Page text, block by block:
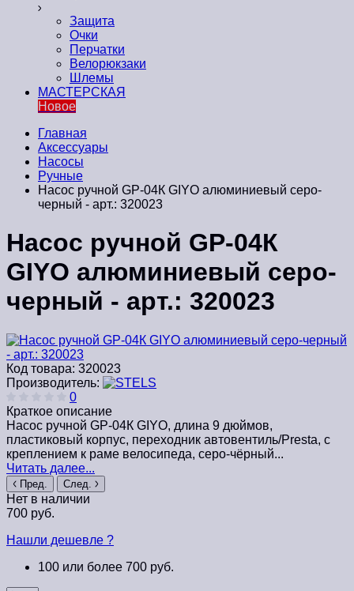
Защита
Очки
Перчатки
Велорюкзаки
Шлемы
МАСТЕРСКАЯ
Новое
Главная
Аксессуары
Насосы
Ручные
Насос ручной GP-04К GIYO алюминиевый серо-
черный - арт.: 320023
Насос ручной GP-04К
GIYO алюминиевый серо-
черный - арт.: 320023
Код товара: 320023
Производитель:
0
Краткое описание
Насос ручной GP-04К GIYO, длина 9 дюймов,
пластиковый корпус, переходник автовентиль/Presta, с
креплением к раме велосипеда, серо-чёрный...
Читать далее...
Пред. След.
Нет в наличии
700 руб.
Нашли дешевле ?
100 или более 700 руб.